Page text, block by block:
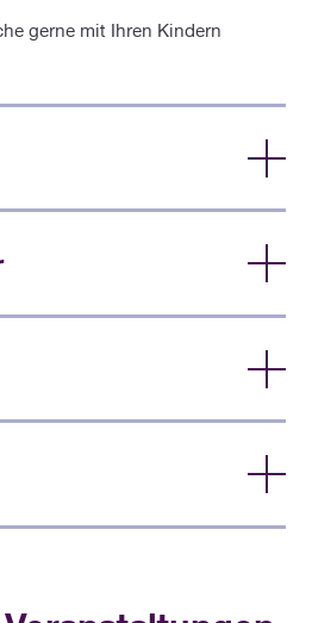
gerne mit Ihren Kindern